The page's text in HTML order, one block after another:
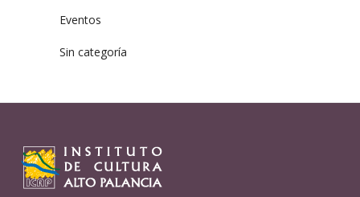
Eventos
Sin categoría